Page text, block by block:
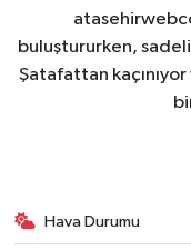
buluştururken,
Şatafattan
Hava Durumu